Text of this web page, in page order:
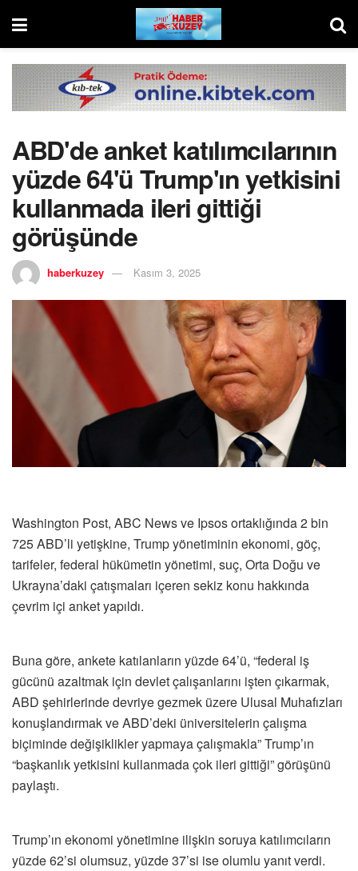
ABD'de anket katılımcılarının
yüzde 64'ü Trump'ın yetkisini
kullanmada ileri gittiği
görüşünde
haberkuzey Kasım 3, 2025
Washington Post, ABC News ve Ipsos ortaklığında 2 bin
725 ABD’li yetişkine, Trump yönetiminin ekonomi, göç,
tarifeler, federal hükümetin yönetimi, suç, Orta Doğu ve
Ukrayna’daki çatışmaları içeren sekiz konu hakkında
çevrim içi anket yapıldı.
Buna göre, ankete katılanların yüzde 64’ü, “federal iş
gücünü azaltmak için devlet çalışanlarını işten çıkarmak,
ABD şehirlerinde devriye gezmek üzere Ulusal Muhafızları
konuşlandırmak ve ABD’deki üniversitelerin çalışma
biçiminde değişiklikler yapmaya çalışmakla” Trump’ın
“başkanlık yetkisini kullanmada çok ileri gittiği” görüşünü
paylaştı.
Trump’ın ekonomi yönetimine ilişkin soruya katılımcıların
yüzde 62’si olumsuz, yüzde 37’si ise olumlu yanıt verdi.